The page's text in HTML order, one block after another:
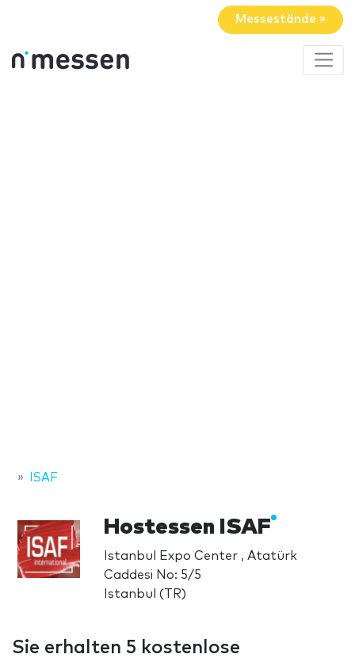
Messestände »
ISAF
Hostessen ISAF
Istanbul Expo Center , Atatürk
Caddesi No: 5/5
Istanbul (TR)
Sie erhalten 5 kostenlose